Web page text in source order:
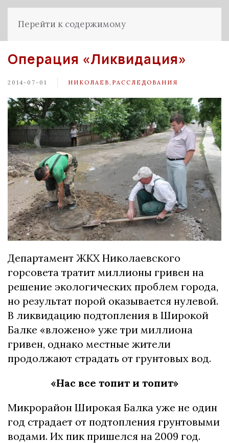
Перейти к содержимому
Операция «Ликвидация»
2014-07-01 НИКОЛАЕВ РАССЛЕДОВАНИЯ
Департамент ЖКХ Николаевского
горсовета тратит миллионы гривен на
решение экологических проблем города,
но результат порой оказывается нулевой.
В ликвидацию подтопления в Широкой
Балке «вложено» уже три миллиона
гривен, однако местные жители
продолжают страдать от грунтовых вод.
«Нас все топит и топит»
Микрорайон Широкая Балка уже не один
год страдает от подтопления грунтовыми
водами. Их пик пришелся на 2009 год.